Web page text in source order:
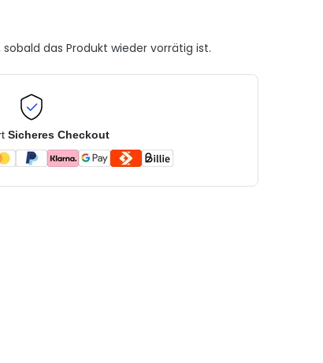
das Produkt wieder vorrätig ist.
Sicheres Checkout